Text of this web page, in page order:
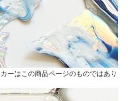
ーはこの商品ページのものではあり